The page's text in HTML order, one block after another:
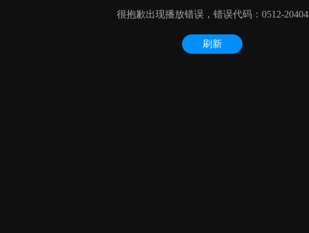
很抱歉出现播放错误，错误代码：0512-20404
刷新